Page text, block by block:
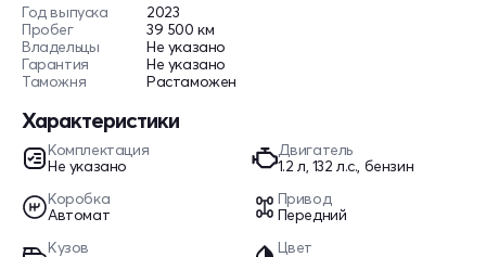
Год выпуска
2023
Пробег
39 500 км
Владельцы
Не указано
Гарантия
Не указано
Таможня
Растаможен
Характеристики
Комплектация
Не указано
Двигатель
1.2 л, 132 л.с., бензин
Коробка
Автомат
Привод
Передний
Кузов
Цвет